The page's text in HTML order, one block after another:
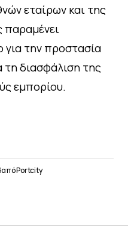
εταίρων και της
παραμένει
την προστασία
τη διασφάλιση της
εμπορίου.
απόPortcity